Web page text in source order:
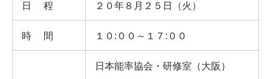
日程 ２０年８月２５日（火）
時間 １０:００～１７:００
日本能率協会・研修室（大阪）